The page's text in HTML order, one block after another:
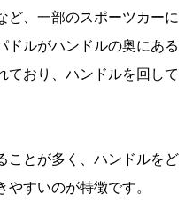
ど、一部のスポーツカーに
ドルがハンドルの奥にある
ており、ハンドルを回して
ことが多く、ハンドルをど
すいのが特徴です。